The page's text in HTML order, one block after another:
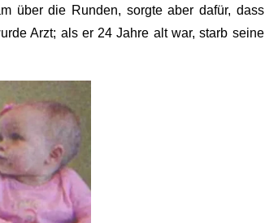
über die Runden, sorgte aber dafür, dass
Arzt; als er 24 Jahre alt war, starb seine